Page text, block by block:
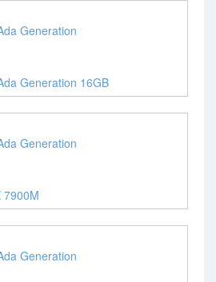
Generation
Generation 16GB
Generation
7900M
Generation